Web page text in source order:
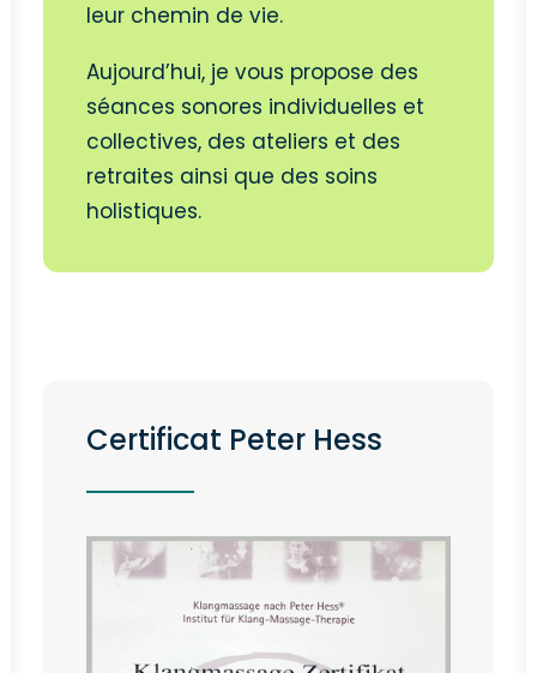
leur chemin de vie.
Aujourd’hui, je vous propose des
séances sonores individuelles et
collectives, des ateliers et des
retraites ainsi que des soins
holistiques.
Certificat Peter Hess